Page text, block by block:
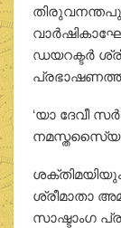
ഡയറക്ടര്‍
‘യാ ദേവീ
നമസ്തസൈ്യ
ശ്രീമാതാ
സാഷ്ടാംഗ